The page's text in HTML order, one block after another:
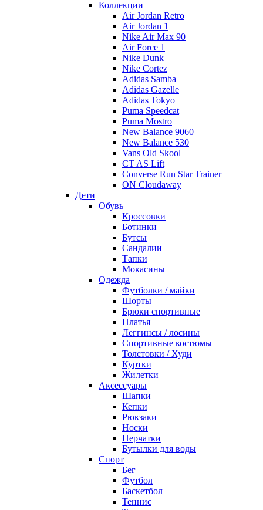
Коллекции
Air Jordan Retro
Air Jordan 1
Nike Air Max 90
Air Force 1
Nike Dunk
Nike Cortez
Adidas Samba
Adidas Gazelle
Adidas Tokyo
Puma Speedcat
Puma Mostro
New Balance 9060
New Balance 530
Vans Old Skool
CT AS Lift
Converse Run Star Trainer
ON Cloudaway
Дети
Обувь
Кроссовки
Ботинки
Бутсы
Сандалии
Тапки
Мокасины
Одежда
Футболки / майки
Шорты
Брюки спортивные
Платья
Леггинсы / лосины
Спортивные костюмы
Толстовки / Худи
Куртки
Жилетки
Аксессуары
Шапки
Кепки
Рюкзаки
Носки
Перчатки
Бутылки для воды
Спорт
Бег
Футбол
Баскетбол
Теннис